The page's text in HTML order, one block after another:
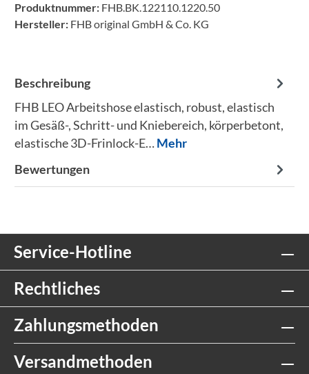
Produktnummer: FHB.BK.122110.1220.50
Hersteller: FHB original GmbH & Co. KG
Beschreibung
FHB LEO Arbeitshose elastisch, robust, elastisch
im Gesäß-, Schritt- und Kniebereich, körperbetont,
elastische 3D-Frinlock-E…Mehr
Bewertungen
Service-Hotline
Rechtliches
Zahlungsmethoden
Versandmethoden